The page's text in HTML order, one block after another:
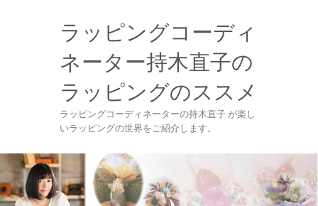
ラッピングコーディ
ネーター持木直子の
ラッピングのススメ
ラッピングコーディネーターの持木直子 が楽し
いラッピングの世界をご紹介します。